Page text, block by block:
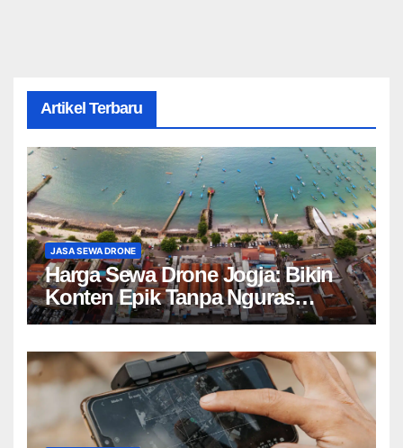
Artikel Terbaru
JASA SEWA DRONE
Harga Sewa Drone Jogja: Bikin
Konten Epik Tanpa Nguras
Kantong?